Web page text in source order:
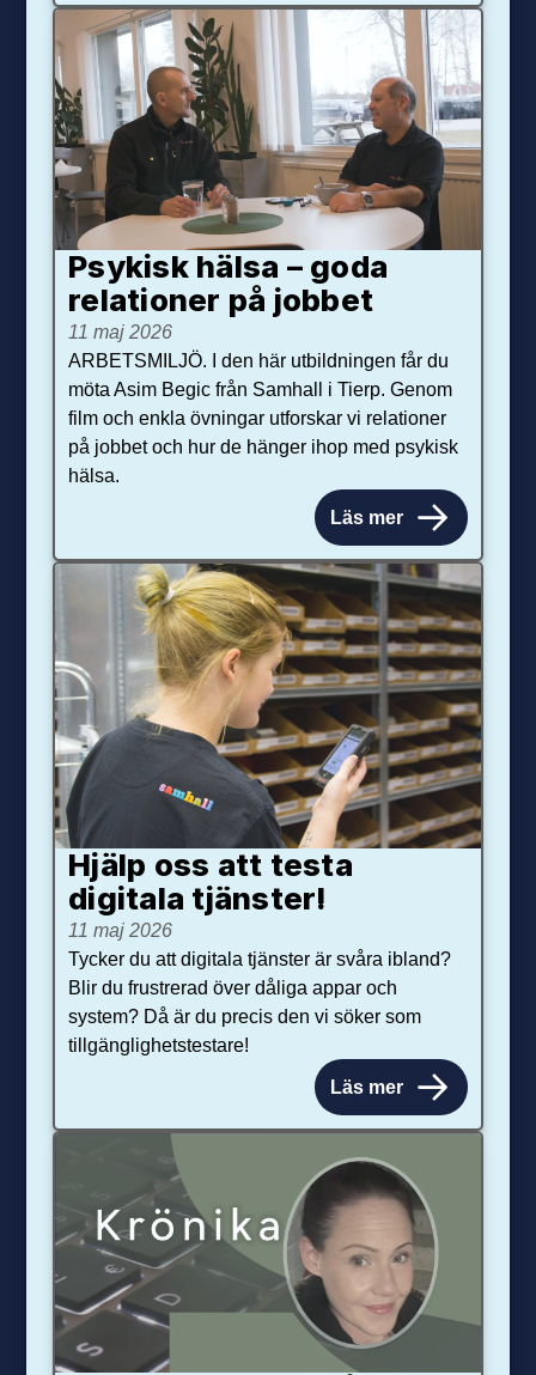
Psykisk hälsa – goda
relationer på jobbet
11 maj 2026
ARBETSMILJÖ. I den här utbildningen får du
möta Asim Begic från Samhall i Tierp. Genom
film och enkla övningar utforskar vi relationer
på jobbet och hur de hänger ihop med psykisk
hälsa.
Läs mer
Hjälp oss att testa
digitala tjänster!
11 maj 2026
Tycker du att digitala tjänster är svåra ibland?
Blir du frustrerad över dåliga appar och
system? Då är du precis den vi söker som
tillgänglighetstestare!
Läs mer